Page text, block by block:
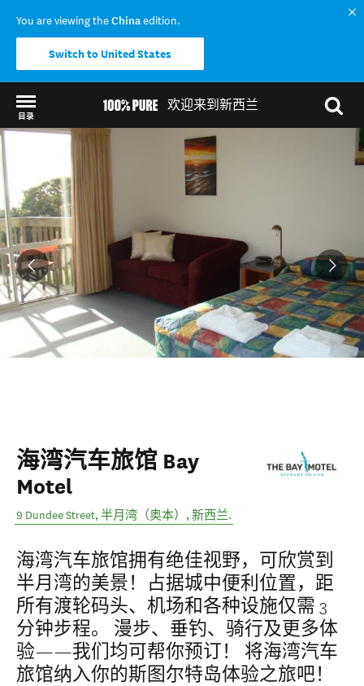
You are viewing theChinaedition.
Switch to United States
欢迎来到新西兰
目录
海湾汽车旅馆 Bay
Motel
9 Dundee Street, 半月湾（奥本） , 新西兰.
海湾汽车旅馆拥有绝佳视野，可欣赏到
半月湾的美景！占据城中便利位置，距
所有渡轮码头、机场和各种设施仅需 3
分钟步程。 漫步、垂钓、骑行及更多体
验——我们均可帮你预订！ 将海湾汽车
旅馆纳入你的斯图尔特岛体验之旅吧！